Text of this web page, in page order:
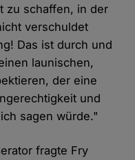
zu schaffen, in der
verschuldet
Das ist durch und
launischen,
der eine
und
sagen würde."
fragte Fry